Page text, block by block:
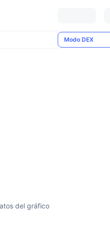
Modo DEX
del gráfico